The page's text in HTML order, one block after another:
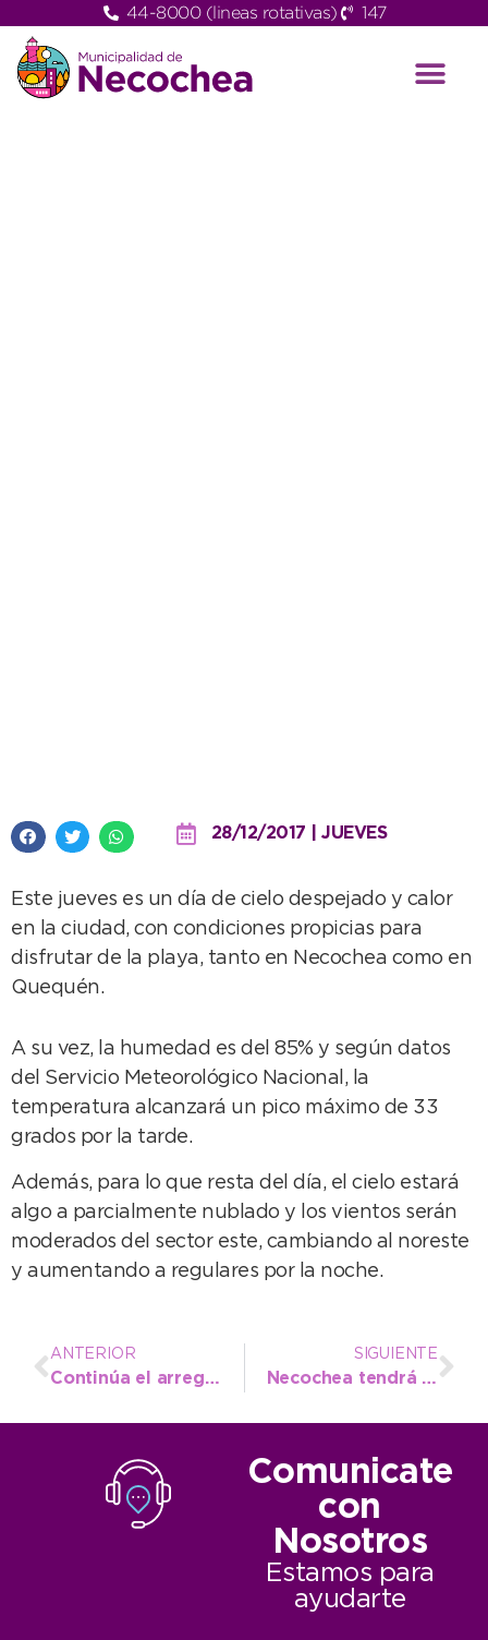
44-8000 (lineas rotativas) 147
28/12/2017 | JUEVES
Este jueves es un día de cielo despejado y calor
en la ciudad, con condiciones propicias para
disfrutar de la playa, tanto en Necochea como en
Quequén.
A su vez, la humedad es del 85% y según datos
del Servicio Meteorológico Nacional, la
temperatura alcanzará un pico máximo de 33
grados por la tarde.
Además, para lo que resta del día, el cielo estará
algo a parcialmente nublado y los vientos serán
moderados del sector este, cambiando al noreste
y aumentando a regulares por la noche.
ANTERIOR
Continúa el arreglo de calles por toda la ciudad
SIGUIENTE
Necochea tendrá la ‘Expo Cultural Tattoo’ en enero, con una impronta solidaria
Comunicate
con
Nosotros
Estamos para
ayudarte